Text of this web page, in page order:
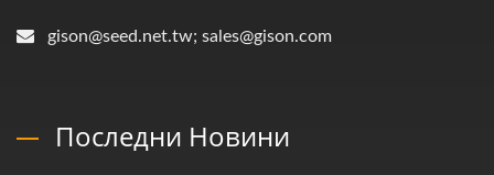
gison@seed.net.tw; sales@gison.com
Последни Новини